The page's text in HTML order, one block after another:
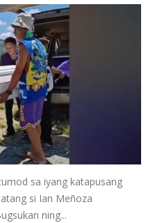
sa iyang katapusang
si Ian Meñoza
ning...